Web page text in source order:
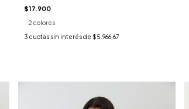
$17.900
2 colores
3 cuotas sin interés de $5.966,67